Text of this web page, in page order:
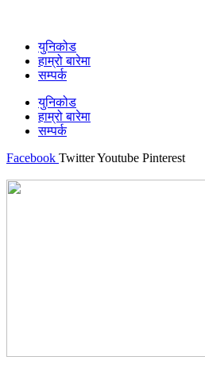
युनिकोड
हाम्रो बारेमा
सम्पर्क
युनिकोड
हाम्रो बारेमा
सम्पर्क
Facebook TwitterYoutube Pinterest